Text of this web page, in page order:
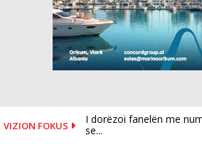
VIZION FOKUS
I dorëzoi fanelën me
se...